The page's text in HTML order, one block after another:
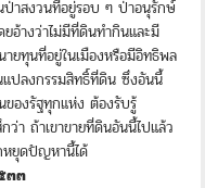
าสงวนที่อยู่รอบ ๆ ป่าอนุรักษ์
อ้างว่าไม่มีที่ดินทำกินและมี
ยทุนที่อยู่ในเมืองหรือมีอิทธิพล
แปลงกรรมสิทธิ์ที่ดิน ซึ่งอันนี้
องรัฐทุกแห่ง ต้องรับรู้
า ถ้าเขาขายที่ดินอันนี้ไปแล้ว
หยุดปัญหานี้ได้
๓๓